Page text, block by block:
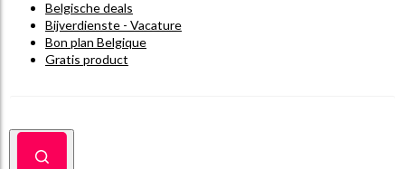
Belgische deals
Bijverdienste - Vacature
Bon plan Belgique
Gratis product